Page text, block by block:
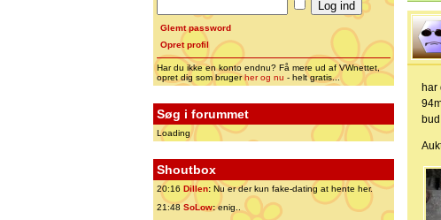
Glemt password
Opret profil
Har du ikke en konto endnu? Få mere ud af VWnettet,
opret dig som brugerher og nu - helt gratis...
Søg i forummet
Loading
Shoutbox
20:16 Dillen: Nu er der kun fake-dating at hente her.
21:48 SoLow:enig..
har